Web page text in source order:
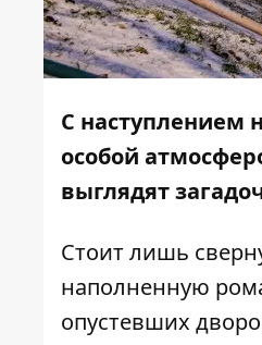
С наступлением
особой
выглядят
Стоит лишь
наполненную
опустевших